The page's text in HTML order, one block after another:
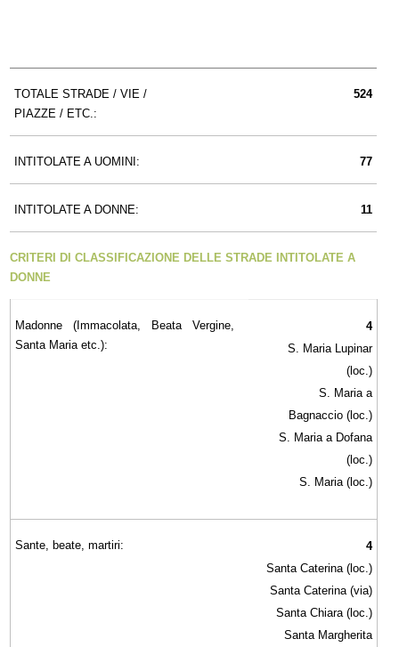
TOTALE STRADE / VIE /
PIAZZE / ETC.:
524
INTITOLATE A UOMINI: 77
INTITOLATE A DONNE: 11
CRITERI DI CLASSIFICAZIONE DELLE STRADE INTITOLATE A
DONNE
Madonne (Immacolata, Beata Vergine,
Santa Maria etc.):
4
S. Maria Lupinar
(loc.)
S. Maria a
Bagnaccio (loc.)
S. Maria a Dofana
(loc.)
S. Maria (loc.)
Sante, beate, martiri:
4
Santa Caterina (loc.)
Santa Caterina (via)
Santa Chiara (loc.)
Santa Margherita